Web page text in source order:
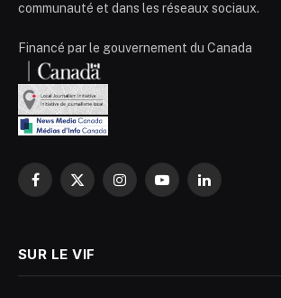
communauté et dans les réseaux sociaux.
Financé par le gouvernement du Canada
Facebook
X
InstagramYouTubeLinkedIn
SUR LE VIF